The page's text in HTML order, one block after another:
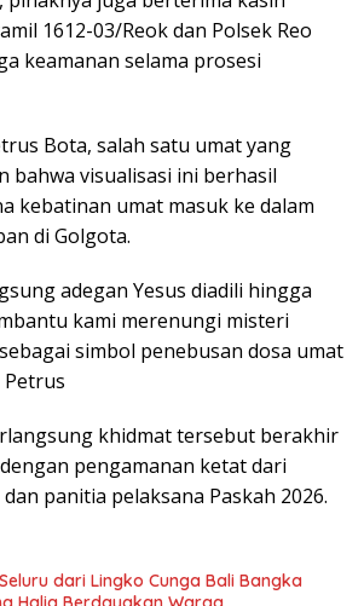
1612-03/Reok dan Polsek Reo
keamanan selama prosesi
Bota, salah satu umat yang
bahwa visualisasi ini berhasil
kebatinan umat masuk ke dalam
di Golgota.
adegan Yesus diadili hingga
kami merenungi misteri
simbol penebusan dosa umat
Petrus
khidmat tersebut berakhir
pengamanan ketat dari
panitia pelaksana Paskah 2026.
dari Lingko Cunga Bali Bangka